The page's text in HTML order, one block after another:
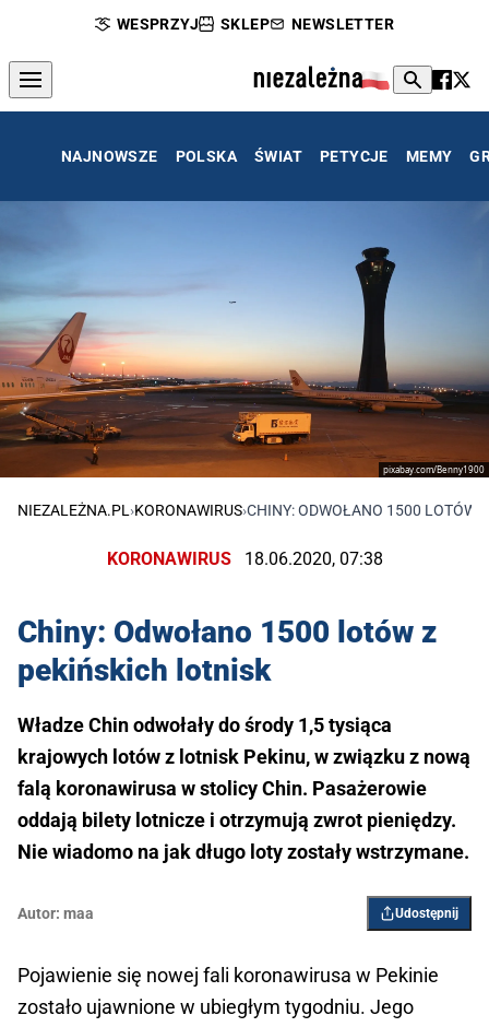
WESPRZYJ SKLEP NEWSLETTER
NAJNOWSZE POLSKA ŚWIAT PETYCJE MEMY
pixabay.com/Benny1900
NIEZALEŻNA.PL ›KORONAWIRUS›CHINY: ODWOŁANO 1500 LOTÓW
KORONAWIRUS 18.06.2020, 07:38
Chiny: Odwołano 1500 lotów z
pekińskich lotnisk
Władze Chin odwołały do środy 1,5 tysiąca
krajowych lotów z lotnisk Pekinu, w związku z nową
falą koronawirusa w stolicy Chin. Pasażerowie
oddają bilety lotnicze i otrzymują zwrot pieniędzy.
Nie wiadomo na jak długo loty zostały wstrzymane.
Autor: maa Udostępnij
Pojawienie się nowej fali koronawirusa w Pekinie
zostało ujawnione w ubiegłym tygodniu. Jego